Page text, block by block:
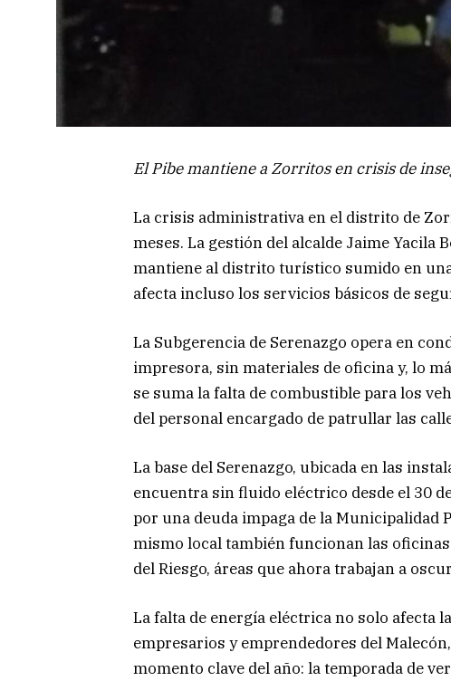
El Pibe mantiene a Zorritos en crisis de
La crisis administrativa en el distrito de
meses. La gestión del alcalde Jaime Yacila
mantiene al distrito turístico sumido en
afecta incluso los servicios básicos de
La Subgerencia de Serenazgo opera en
impresora, sin materiales de oficina y, lo
se suma la falta de combustible para los
del personal encargado de patrullar las
La base del Serenazgo, ubicada en las
encuentra sin fluido eléctrico desde el 30
por una deuda impaga de la
mismo local también funcionan las
del Riesgo, áreas que ahora trabajan a
La falta de energía eléctrica no solo afecta
empresarios y emprendedores del
momento clave del año: la temporada de